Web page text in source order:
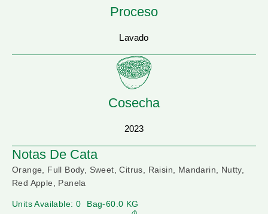
Proceso
Lavado
Cosecha
2023
Notas De Cata
Orange, Full Body, Sweet, Citrus, Raisin, Mandarin, Nutty,
Red Apple, Panela
Units Available: 0 Bag-60.0 KG